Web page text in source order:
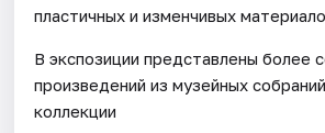
пластичных и изменчивых
В экспозиции представлены более
произведений из музейных
коллекции